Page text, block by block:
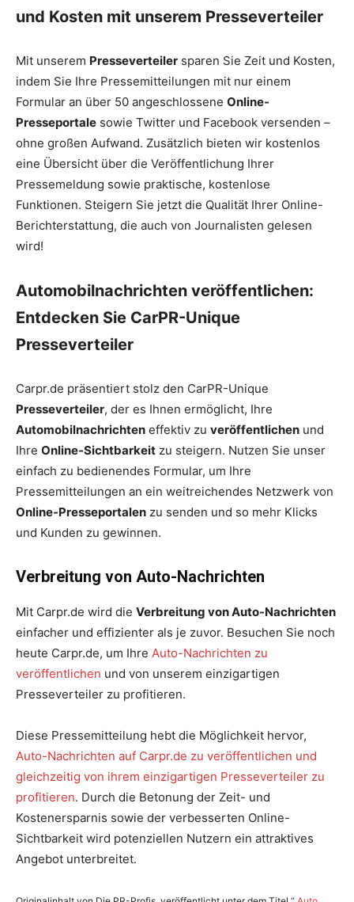
und Kosten mit unserem Presseverteiler
Mit unserem Presseverteiler sparen Sie Zeit und Kosten,
indem Sie Ihre Pressemitteilungen mit nur einem
Formular an über 50 angeschlossene Online-
Presseportale sowie Twitter und Facebook versenden –
ohne großen Aufwand. Zusätzlich bieten wir kostenlos
eine Übersicht über die Veröffentlichung Ihrer
Pressemeldung sowie praktische, kostenlose
Funktionen. Steigern Sie jetzt die Qualität Ihrer Online-
Berichterstattung, die auch von Journalisten gelesen
wird!
Automobilnachrichten veröffentlichen:
Entdecken Sie CarPR-Unique
Presseverteiler
Carpr.de präsentiert stolz den CarPR-Unique
Presseverteiler, der es Ihnen ermöglicht, Ihre
Automobilnachrichten effektiv zu veröffentlichen und
Ihre Online-Sichtbarkeit zu steigern. Nutzen Sie unser
einfach zu bedienendes Formular, um Ihre
Pressemitteilungen an ein weitreichendes Netzwerk von
Online-Presseportalen zu senden und so mehr Klicks
und Kunden zu gewinnen.
Verbreitung von Auto-Nachrichten
Mit Carpr.de wird die Verbreitung von Auto-Nachrichten
einfacher und effizienter als je zuvor. Besuchen Sie noch
heute Carpr.de, um Ihre Auto-Nachrichten zu
veröffentlichen und von unserem einzigartigen
Presseverteiler zu profitieren.
Diese Pressemitteilung hebt die Möglichkeit hervor,
Auto-Nachrichten auf Carpr.de zu veröffentlichen und
gleichzeitig von ihrem einzigartigen Presseverteiler zu
profitieren. Durch die Betonung der Zeit- und
Kostenersparnis sowie der verbesserten Online-
Sichtbarkeit wird potenziellen Nutzern ein attraktives
Angebot unterbreitet.